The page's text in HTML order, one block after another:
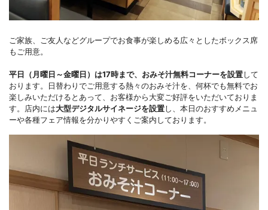
ご家族、ご友人などグループでお食事が楽しめる広々としたボックス席
もご用意。
平日（月曜日～金曜日）は17時まで、おみそ汁無料コーナーを設置して
おります。日替わりでご用意する熱々のおみそ汁を、何杯でも無料でお
楽しみいただけるとあって、お客様から大変ご好評をいただいておりま
す。店内には大型デジタルサイネージを設置し、本日のおすすめメニュ
ーや各種フェア情報を分かりやすくご案内しております。